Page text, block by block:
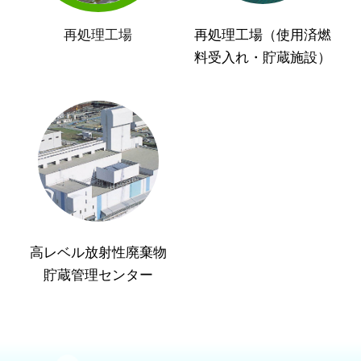
再処理工場
再処理工場（使用済燃
料受入れ・貯蔵施設）
高レベル放射性廃棄物
貯蔵管理センター